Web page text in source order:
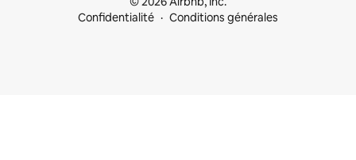
Confidentialité
Conditions générales